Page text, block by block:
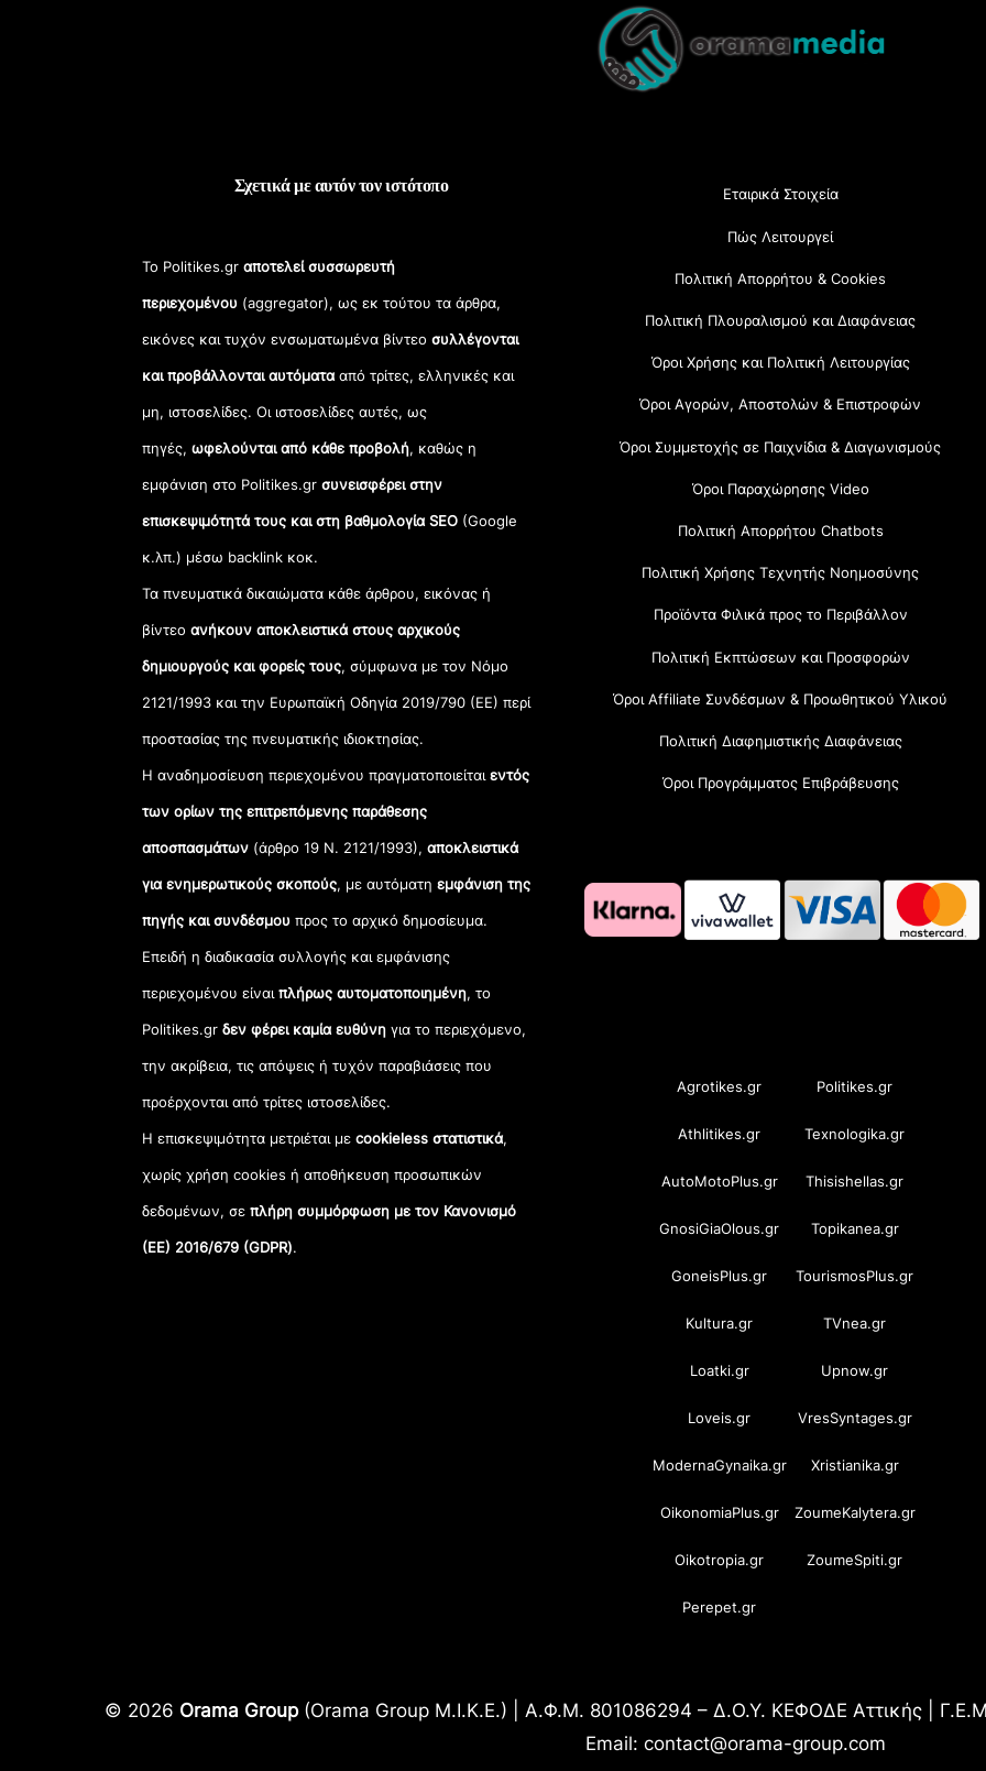
Top
Σχετικά με αυτόν τον ιστότοπο
Το Politikes.grαποτελεί συσσωρευτή
περιεχομένου (aggregator), ως εκ τούτου τα άρθρα,
εικόνες και τυχόν ενσωματωμένα βίντεοσυλλέγονται
και προβάλλονται αυτόματααπό τρίτες, ελληνικές και
μη, ιστοσελίδες. Οι ιστοσελίδες αυτές, ως
πηγές,ωφελούνται από κάθε προβολή, καθώς η
εμφάνιση στο Politikes.gr συνεισφέρει στην
επισκεψιμότητά τους και στη βαθμολογία SEO (Google
κ.λπ.) μέσω backlink κοκ.
Τα πνευματικά δικαιώματα κάθε άρθρου, εικόνας ή
βίντεοανήκουν αποκλειστικά στους αρχικούς
δημιουργούς και φορείς τους, σύμφωνα με τον Νόμο
2121/1993 και την Ευρωπαϊκή Οδηγία 2019/790 (ΕΕ) περί
προστασίας της πνευματικής ιδιοκτησίας.
Η αναδημοσίευση περιεχομένου πραγματοποιείταιεντός
των ορίων της επιτρεπόμενης παράθεσης
αποσπασμάτων (άρθρο 19 Ν. 2121/1993), αποκλειστικά
για ενημερωτικούς σκοπούς, με αυτόματηεμφάνιση της
πηγής και συνδέσμου προς το αρχικό δημοσίευμα.
Επειδή η διαδικασία συλλογής και εμφάνισης
περιεχομένου είναιπλήρως αυτοματοποιημένη, το
Politikes.grδεν φέρει καμία ευθύνη για το περιεχόμενο,
την ακρίβεια, τις απόψεις ή τυχόν παραβιάσεις που
προέρχονται από τρίτες ιστοσελίδες.
Η επισκεψιμότητα μετριέται μεcookieless στατιστικά,
χωρίς χρήση cookies ή αποθήκευση προσωπικών
δεδομένων, σεπλήρη συμμόρφωση με τον Κανονισμό
(ΕΕ) 2016/679 (GDPR).
Εταιρικά Στοιχεία
Πώς Λειτουργεί
Πολιτική Απορρήτου & Cookies
Πολιτική Πλουραλισμού και Διαφάνειας
Όροι Χρήσης και Πολιτική Λειτουργίας
Όροι Αγορών, Αποστολών & Επιστροφών
Όροι Συμμετοχής σε Παιχνίδια & Διαγωνισμούς
Όροι Παραχώρησης Video
Πολιτική Απορρήτου Chatbots
Πολιτική Χρήσης Τεχνητής Νοημοσύνης
Προϊόντα Φιλικά προς το Περιβάλλον
Πολιτική Εκπτώσεων και Προσφορών
Όροι Affiliate Συνδέσμων & Προωθητικού Υλικού
Πολιτική Διαφημιστικής Διαφάνειας
Όροι Προγράμματος Επιβράβευσης
Agrotikes.gr Politikes.gr
Athlitikes.gr Texnologika.gr
AutoMotoPlus.gr Thisishellas.gr
GnosiGiaOlous.gr Topikanea.gr
GoneisPlus.gr TourismosPlus.gr
Kultura.gr TVnea.gr
Loatki.gr Upnow.gr
Loveis.gr VresSyntages.gr
ModernaGynaika.gr Xristianika.gr
OikonomiaPlus.gr ZoumeKalytera.gr
Oikotropia.gr ZoumeSpiti.gr
Perepet.gr
© 2026 Orama Group(Orama Group Μ.Ι.Κ.Ε.) | Α.Φ.Μ. 801086294 – Δ.Ο.Υ. ΚΕΦΟΔΕ Αττικής |
Email: contact@orama-group.com